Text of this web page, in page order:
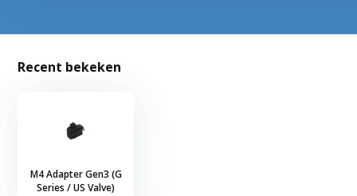
Recent bekeken
M4 Adapter Gen3 (G
Series / US Valve)